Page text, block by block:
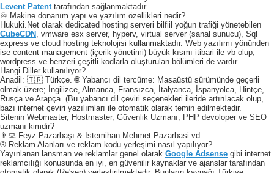
Levent Patent tarafından sağlanmaktadır.
♾️ Makine donanım yapı ve yazılım özellikleri nedir?
Hukuki.Net olarak dedicated hosting serveri bilfiil yoğun trafiği yönetebilen
CubeCDN
, vmware esx server, hyperv, virtual server (sanal sunucu), Sql
express ve cloud hosting teknolojisi kullanmaktadır. Web yazılımı yönünden
ise content management (içerik yönetimi) büyük kısmı itibari ile vb olup,
wordpress ve benzeri çeşitli kodlarla oluşturulan bölümleri de vardır.
Hangi Diller kullanılıyor?
Anadil: 🇹🇷 Türkçe. 🌐 Yabancı dil tercüme: Masaüstü sürümünde geçerli
olmak üzere; İngilizce, Almanca, Fransızca, İtalyanca, İspanyolca, Hintçe,
Rusça ve Arapça. (Bu yabancı dil çeviri seçenekleri ileride artırılacak olup,
bazı internet çeviri yazılımları ile otomatik olarak temin edilmektedir.
Sitenin Webmaster, Hostmaster, Güvenlik Uzmanı, PHP devoloper ve SEO
uzmanı kimdir?
👨‍💻 Feyz Pazarbaşı & Istemihan Mehmet Pazarbasi vd.
® Reklam Alanları ve reklam kodu yerleşimi nasıl yapılıyor?
Yayınlanan lansman ve reklamlar genel olarak Google Adsense gibi internet
reklamcılığı konusunda en iyi, en güvenilir kaynaklar ve ajanslar tarafından